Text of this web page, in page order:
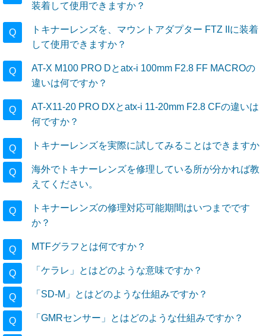
装着して使用できますか？
Q
トキナーレンズを、マウントアダプター FTZ IIに装着
して使用できますか？
Q
AT-X M100 PRO Dとatx-i 100mm F2.8 FF MACROの
違いは何ですか？
Q
AT-X11-20 PRO DXとatx-i 11-20mm F2.8 CFの違いは
何ですか？
Q トキナーレンズを実際に試してみることはできますか
Q
海外でトキナーレンズを修理している所が分かれば教
えてください。
Q
トキナーレンズの修理対応可能期間はいつまでです
か？
Q MTFグラフとは何ですか？
Q 「ケラレ」とはどのような意味ですか？
Q 「SD-M」とはどのような仕組みですか？
Q 「GMRセンサー」とはどのような仕組みですか？